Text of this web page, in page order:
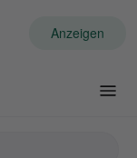
Anzeigen